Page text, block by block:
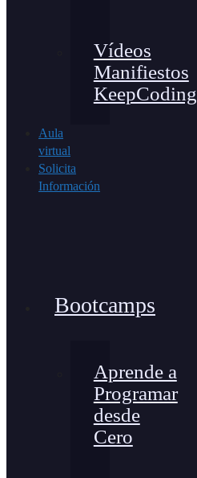
Vídeos
Manifiestos
KeepCoding
Aula
virtual
Solicita
Información
Bootcamps
Aprende a
Programar
desde
Cero